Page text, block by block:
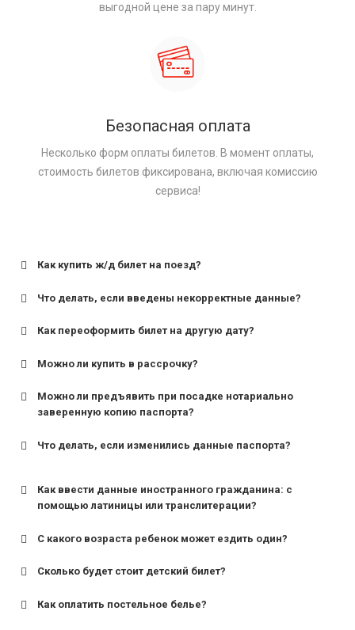
выгодной цене за пару минут.
Безопасная оплата
Несколько форм оплаты билетов. В момент оплаты,
стоимость билетов фиксирована, включая комиссию
сервиса!
Как купить ж/д билет на поезд?
Что делать, если введены некорректные данные?
Как переоформить билет на другую дату?
Можно ли купить в рассрочку?
Можно ли предъявить при посадке нотариально
заверенную копию паспорта?
Что делать, если изменились данные паспорта?
Как ввести данные иностранного гражданина: с
помощью латиницы или транслитерации?
С какого возраста ребенок может ездить один?
для поездов дальнего следования — от 10 лет и
Сколько будет стоит детский билет?
Как оплатить постельное белье?